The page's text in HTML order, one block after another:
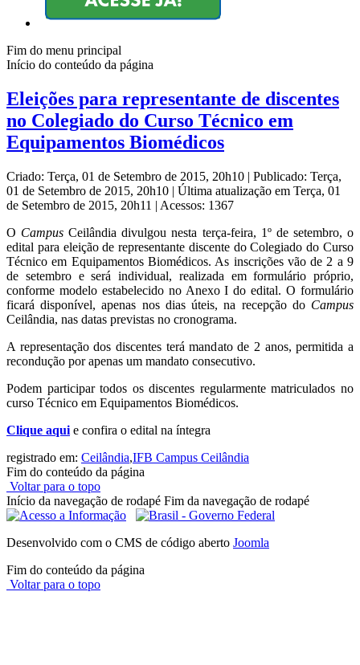
Fim do menu principal
Início do conteúdo da página
Eleições para representante de discentes
no Colegiado do Curso Técnico em
Equipamentos Biomédicos
Criado: Terça, 01 de Setembro de 2015, 20h10 | Publicado: Terça,
01 de Setembro de 2015, 20h10 | Última atualização em Terça, 01
de Setembro de 2015, 20h11 | Acessos: 1367
O Campus Ceilândia divulgou nesta terça-feira, 1º de setembro, o
edital para eleição de representante discente do Colegiado do Curso
Técnico em Equipamentos Biomédicos. As inscrições vão de 2 a 9
de setembro e será individual, realizada em formulário próprio,
conforme modelo estabelecido no Anexo I do edital. O formulário
ficará disponível, apenas nos dias úteis, na recepção do Campus
Ceilândia, nas datas previstas no cronograma.
A representação dos discentes terá mandato de 2 anos, permitida a
recondução por apenas um mandato consecutivo.
Podem participar todos os discentes regularmente matriculados no
curso Técnico em Equipamentos Biomédicos.
Clique aqui e confira o edital na íntegra
registrado em: Ceilândia,IFB Campus Ceilândia
Fim do conteúdo da página
Voltar para o topo
Início da navegação de rodapé Fim da navegação de rodapé
Desenvolvido com o CMS de código aberto Joomla
Fim do conteúdo da página
Voltar para o topo